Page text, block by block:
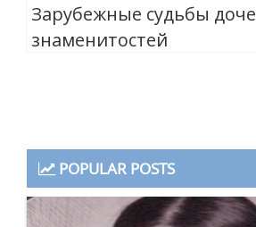
Зарубежные судьбы
знаменитостей
POPULAR POSTS